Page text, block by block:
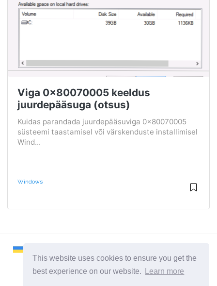
This website uses cookies to ensure you get the
best experience on our website.
Learn more
Viga 0x80070005 keeldus
juurdepääsuga (otsus)
Kuidas parandada juurdepääsuviga 0x80070005
süsteemi taastamisel või värskenduste installimisel
Wind...
Windows